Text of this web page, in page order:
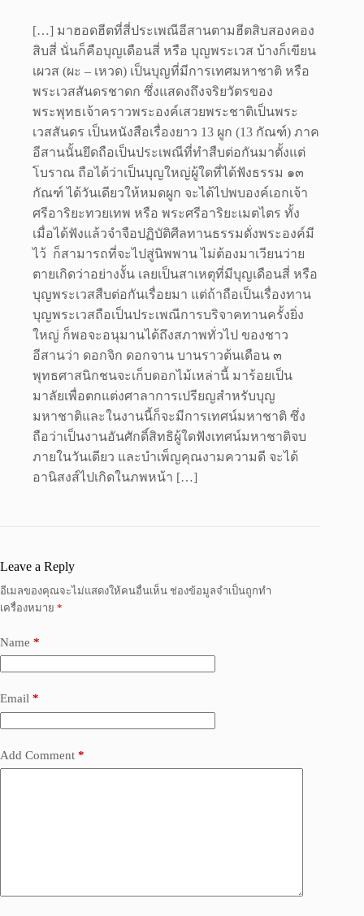
[…] มาฮอดฮีตที่สี่ประเพณีอีสานตามฮีตสิบสองคอง
สิบสี่ นั่นก็คือบุญเดือนสี่ หรือ บุญพระเวส บ้างก็เขียน
เผวส (ผะ – เหวด) เป็นบุญที่มีการเทศมหาชาติ หรือ
พระเวสสันดรชาดก ซึ่งแสดงถึงจริยวัตรของ
พระพุทธเจ้าคราวพระองค์เสวยพระชาติเป็นพระ
เวสสันดร เป็นหนังสือเรื่องยาว 13 ผูก (13 กัณฑ์) ภาค
อีสานนั้นยึดถือเป็นประเพณีที่ทำสืบต่อกันมาตั้งแต่
โบราณ ถือได้ว่าเป็นบุญใหญ่ผู้ใดที่ได้ฟังธรรม ๑๓
กัณฑ์ ได้วันเดียวให้หมดผูก จะได้ไปพบองค์เอกเจ้า
ศรีอาริยะทวยเทพ หรือ พระศรีอาริยะเมตไตร ทั้ง
เมื่อได้ฟังแล้วจำจือปฏิบัติศีลทานธรรมดั่งพระองค์มี
ไว้ ก็สามารถที่จะไปสู่นิพพาน ไม่ต้องมาเวียนว่าย
ตายเกิดว่าอย่างงั้น เลยเป็นสาเหตุที่มีบุญเดือนสี่ หรือ
บุญพระเวสสืบต่อกันเรื่อยมา แต่ถ้าถือเป็นเรื่องทาน
บุญพระเวสถือเป็นประเพณีการบริจาคทานครั้งยิ่ง
ใหญ่ ก็พอจะอนุมานได้ถึงสภาพทั่วไป ของชาว
อีสานว่า ดอกจิก ดอกจาน บานราวต้นเดือน ๓
พุทธศาสนิกชนจะเก็บดอกไม้เหล่านี้ มาร้อยเป็น
มาลัยเพื่อตกแต่งศาลาการเปรียญสำหรับบุญ
มหาชาติและในงานนี้ก็จะมีการเทศน์มหาชาติ ซึ่ง
ถือว่าเป็นงานอันศักดิ์สิทธิผู้ใดฟังเทศน์มหาชาติจบ
ภายในวันเดียว และบำเพ็ญคุณงามความดี จะได้
อานิสงส์ไปเกิดในภพหน้า […]
Leave a Reply
อีเมลของคุณจะไม่แสดงให้คนอื่นเห็น ช่องข้อมูลจำเป็นถูกทำ
เครื่องหมาย *
Name *
Email *
Add Comment *